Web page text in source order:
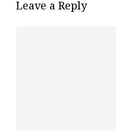
Leave a Reply